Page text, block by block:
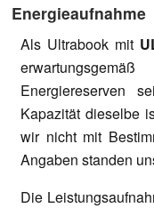
Energieaufnahme
Als Ultrabook mit
Energiereserven
Kapazität dieselbe
wir nicht mit
Angaben standen
Die